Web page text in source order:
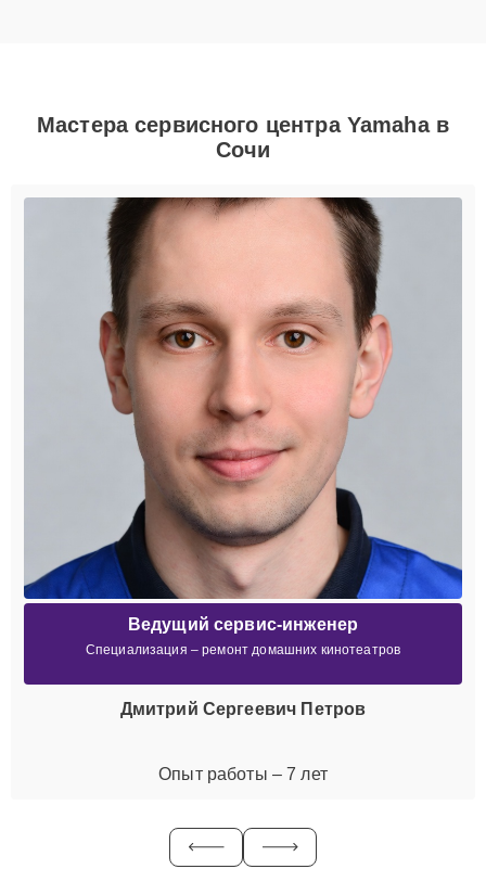
Мастера сервисного центра Yamaha в
Сочи
Ведущий сервис-инженер
Специализация – ремонт домашних кинотеатров
Дмитрий Сергеевич Петров
Опыт работы – 7 лет